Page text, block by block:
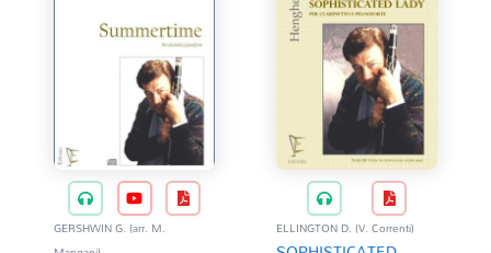
GERSHWIN G. (arr. M.
ELLINGTON D. (V. Correnti)